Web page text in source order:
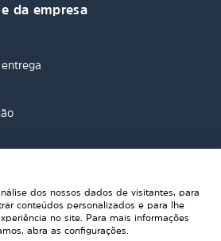
da empresa
dos nossos dados de visitantes, para
conteúdos personalizados e para lhe
no site. Para mais informações
abra as configurações.